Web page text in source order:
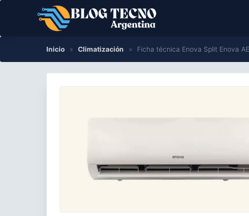
Inicio » Climatización » Ficha técnica Enova Split Enova